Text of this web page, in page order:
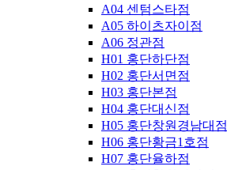
A04 센텀스타점
A05 하이츠자이점
A06 정관점
H01 홍단하단점
H02 홍단서면점
H03 홍단본점
H04 홍단대신점
H05 홍단창원경남대점
H06 홍단황금1호점
H07 홍단율하점